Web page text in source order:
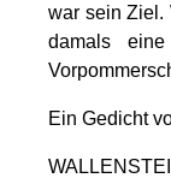
war sein Ziel.
damals
Ein Gedicht